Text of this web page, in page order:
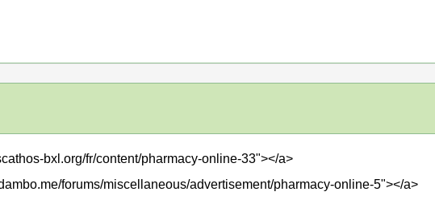
bxl.org/fr/content/pharmacy-online-33"></a>
forums/miscellaneous/advertisement/pharmacy-online-5"></a>